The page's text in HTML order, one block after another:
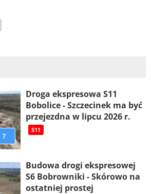
7
Droga ekspresowa S11
Bobolice - Szczecinek ma być
przejezdna w lipcu 2026 r.
S11
Budowa drogi ekspresowej
S6 Bobrowniki - Skórowo na
ostatniej prostej